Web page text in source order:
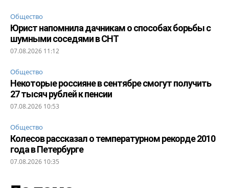
Общество
Юрист напомнила дачникам о способах борьбы с
шумными соседями в СНТ
07.08.2026 11:12
Общество
Некоторые россияне в сентябре смогут получить
27 тысяч рублей к пенсии
07.08.2026 10:53
Общество
Колесов рассказал о температурном рекорде 2010
года в Петербурге
07.08.2026 10:35